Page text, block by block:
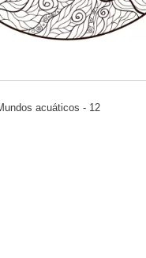
acuáticos - 12